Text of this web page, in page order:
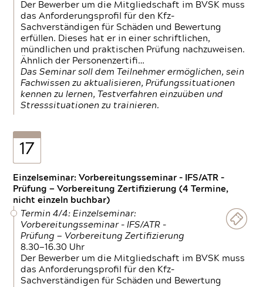
Der Bewerber um die Mitgliedschaft im BVSK muss
das Anforderungsprofil für den Kfz-
Sachverständigen für Schäden und Bewertung
erfüllen. Dieses hat er in einer schriftlichen,
mündlichen und praktischen Prüfung nachzuweisen.
Ähnlich der Personenzertifi…
Das Seminar soll dem Teilnehmer ermöglichen, sein
Fachwissen zu aktualisieren, Prüfungssituationen
kennen zu lernen, Testverfahren einzuüben und
Stresssituationen zu trainieren.
17
Einzelseminar: Vorbereitungsseminar - IFS/ATR -
Prüfung — Vorbereitung Zertifizierung (4 Termine,
nicht einzeln buchbar)
Termin 4/4: Einzelseminar:
Vorbereitungsseminar - IFS/ATR -
Prüfung — Vorbereitung Zertifizierung
8.30—16.30 Uhr
Der Bewerber um die Mitgliedschaft im BVSK muss
das Anforderungsprofil für den Kfz-
Sachverständigen für Schäden und Bewertung